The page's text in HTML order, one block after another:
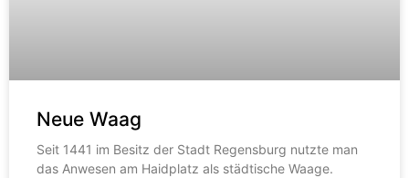
Neue Waag
Seit 1441 im Besitz der Stadt Regensburg nutzte man
das Anwesen am Haidplatz als städtische Waage.